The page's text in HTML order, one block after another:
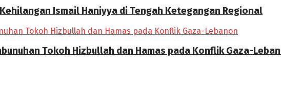
Ismail Haniyya di Tengah Ketegangan Regional
Tokoh Hizbullah dan Hamas pada Konflik Gaza-